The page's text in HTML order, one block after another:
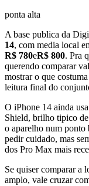
ponta alta
A base publica da
14, com media local
R$ 780eR$ 800. Pra
querendo comparar
mostrar o que
leitura final do
O iPhone 14 ainda
Shield, brilho tipico
o aparelho num ponto
pedir cuidado, mas
dos Pro Max mais
Se quiser comparar a
amplo, vale cruzar